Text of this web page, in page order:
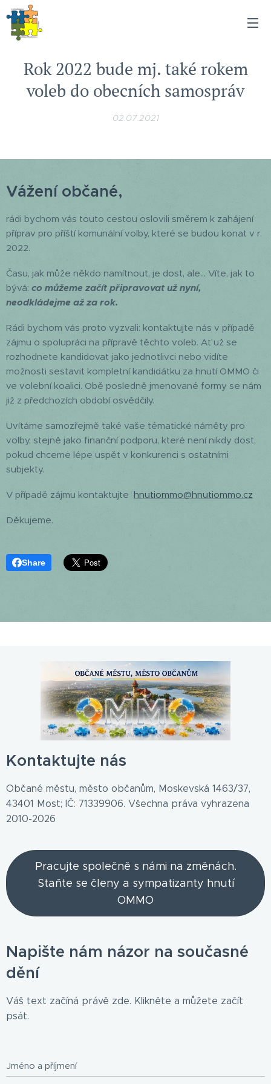
Rok 2022 bude mj. také rokem
voleb do obecních samospráv
02.07.2021
Vážení občané,
rádi bychom vás touto cestou oslovili směrem k zahájení
příprav pro příští komunální volby, které se budou konat v r.
2022.
Času, jak může někdo namítnout, je dost, ale... Víte, jak to
bývá: co můžeme začít připravovat už nyní,
neodkládejme až za rok.
Rádi bychom vás proto vyzvali: kontaktujte nás v případě
zájmu o spolupráci na přípravě těchto voleb. Ať už se
rozhodnete kandidovat jako jednotlivci nebo vidíte
možnosti sestavit kompletní kandidátku za hnutí OMMO či
ve volební koalici. Obě posledně jmenované formy se nám
již z předchozích období osvědčily.
Uvítáme samozřejmě také vaše tématické náměty pro
volby, stejně jako finanční podporu, které není nikdy dost,
pokud chceme lépe uspět v konkurenci s ostatními
subjekty.
V případě zájmu kontaktujte hnutiommo@hnutiommo.cz
Děkujeme.
Share
Kontaktujte nás
Občané městu, město občanům, Moskevská 1463/37,
43401 Most; IČ: 71339906. Všechna práva vyhrazena
2010-2026
Pracujte společně s námi na změnách.
Staňte se členy a sympatizanty hnutí
OMMO
Napište nám názor na současné
dění
Váš text začíná právě zde. Klikněte a můžete začít
psát.
Jméno a příjmení